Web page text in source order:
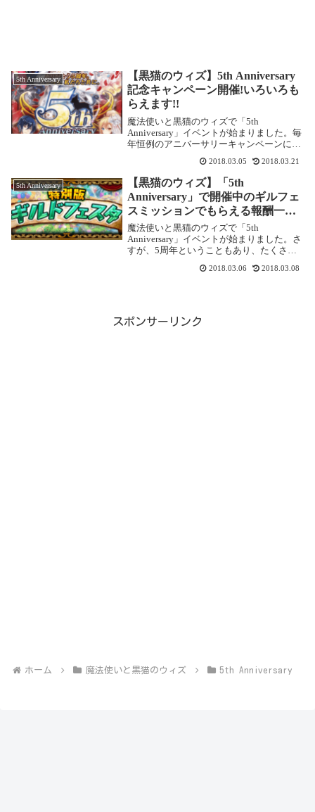
5th Anniversary
【黒猫のウィズ】5th Anniversary
記念キャンペーン開催!いろいろも
らえます!!
魔法使いと黒猫のウィズで「5th
Anniversary」イベントが始まりました。毎
年恒例のアニバーサリーキャンペーンに参
霊「ゼルプスト」を集めよう開催期間：
2018年3月5日 16:00 ～ 20...
2018.03.05 2018.03.21
5th Anniversary
【黒猫のウィズ】「5th
Anniversary」で開催中のギルフェ
スミッションでもらえる報酬一覧
(完成版)
魔法使いと黒猫のウィズで「5th
Anniversary」イベントが始まりました。さ
すが、5周年ということもあり、たくさん
ミッションの報酬もなかなかおいしいので
2018.03.06 2018.03.08
スポンサーリンク
ホーム 魔法使いと黒猫のウィズ 5th Anniversary